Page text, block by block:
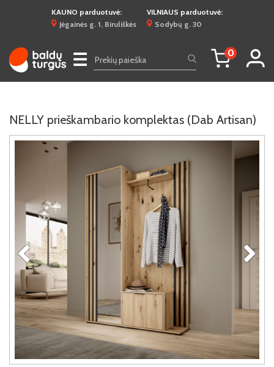
KAUNO parduotuvė:
Jėgainės g. 1, Biruliškės
VILNIAUS parduotuvė:
Sodybų g. 30
☰ 0
NELLY prieškambario komplektas (Dab Artisan)